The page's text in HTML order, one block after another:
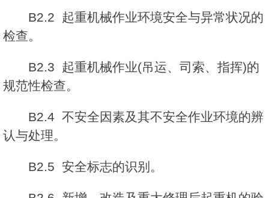
B2.2 起重机械作业环境安全与异常状况的
检查。
B2.3 起重机械作业(吊运、司索、指挥)的
规范性检查。
B2.4 不安全因素及其不安全作业环境的辨
认与处理。
B2.5 安全标志的识别。